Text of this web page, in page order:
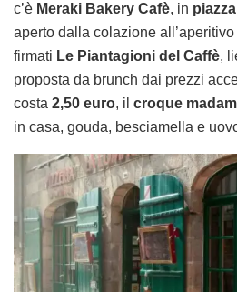
c’è Meraki Bakery Cafè, in
aperto dalla colazione
firmati Le Piantagioni del Caffè,
proposta da brunch dai prezzi
costa 2,50 euro, il croque
in casa, gouda, besciamella e